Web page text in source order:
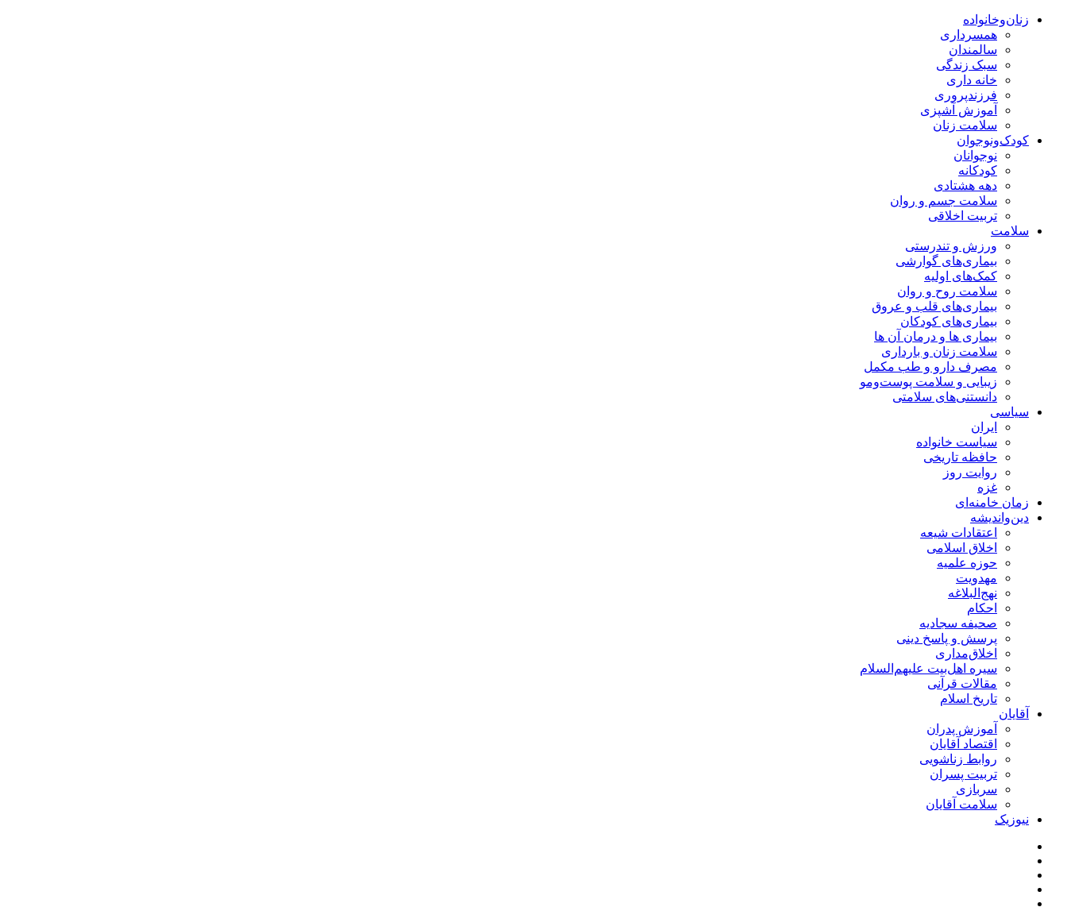
زنان‌وخانواده
همسرداری
سالمندان
سبک زندگی
خانه داری
فرزندپروری
آموزش آشپزی
سلامت زنان
کودک‌ونوجوان
نوجوانان
کودکانه
دهه هشتادی
سلامت جسم و روان
تربیت اخلاقی
سلامت
ورزش و تندرستی
بیماری‌های گوارشی
کمک‌های اولیه
سلامت روح و روان
بیماری‌های قلب و عروق
بیماری‌های کودکان
بیماری ها و درمان آن ها
سلامت زنان و بارداری
مصرف دارو و طب مکمل
زیبایی و سلامت پوست‌ومو
دانستنی‌های سلامتی
سیاسی
ایران
سیاست خانواده
حافظه تاریخی
روایت روز
غزه
زمان خامنه‌ای
دین‌واندیشه
اعتقادات شیعه
اخلاق اسلامی
حوزه علمیه
مهدویت
نهج‌البلاغه
احکام
صحیفه سجادیه
پرسش و پاسخ دینی
اخلاق‌مداری
سیره اهل‌بیت علیهم‌السلام
مقالات قرآنی
تاریخ اسلام
آقایان
آموزش پدران
اقتصاد آقایان
روابط زناشویی
تربیت پسران
سربازی
سلامت آقایان
نیوزیک